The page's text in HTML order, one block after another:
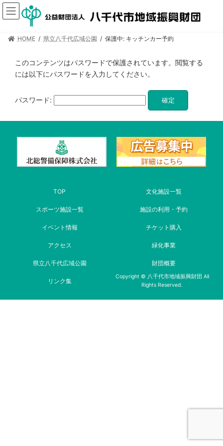
HOME 県立八千代広域公園 保護中: キッチンカー予約
このコンテンツはパスワードで保護されています。閲覧する
には以下にパスワードを入力してください。
パスワード:
TOP 文化施設一覧
スポーツ施設一覧 施設の利用・予約
イベント情報 チケット購入
アクセス 緑化事業
県立八千代広域公園 財団概要
リンク集
Copyright © 八千代市地域振興財団 All
Rights Reserved.